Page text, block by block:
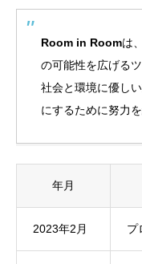
Room in Roomは
の可能性を広げる
社会と環境に優し
にするために努力
年月
2023年2月 プ